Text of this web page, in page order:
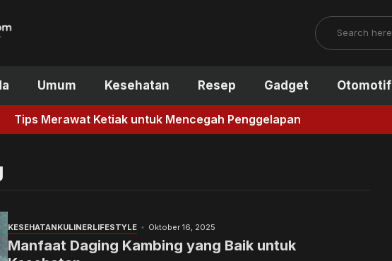
Search
Umum Kesehatan Resep Gadget Otomotif
Ketiak untuk Mencegah Penggelapan
KESEHATANKULINERLIFESTYLE Oktober 16, 2025
Manfaat Daging Kambing yang Baik untuk